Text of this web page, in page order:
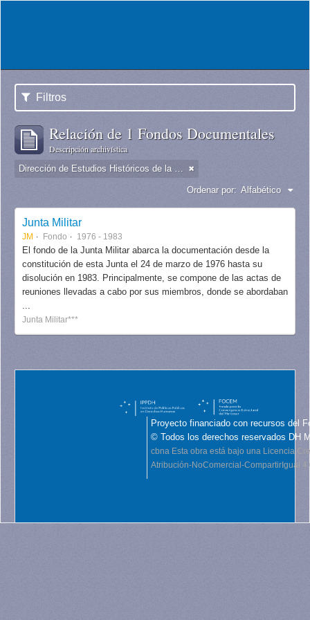
Filtros
Relación de 1 Fondos Documentales
Descripción archivística
Dirección de Estudios Históricos de la Fuerza Aérea
Ordenar por: Alfabético
Junta Militar
JM Fondo 1976 - 1983
El fondo de la Junta Militar abarca la documentación desde la
constitución de esta Junta el 24 de marzo de 1976 hasta su
disolución en 1983. Principalmente, se compone de las actas de
reuniones llevadas a cabo por sus miembros, donde se abordaban
...
Junta Militar***
Proyecto financiado con recursos del
© Todos los derechos reservados DH
cbna Esta obra está bajo una Licencia
Atribución-NoComercial-CompartirIgual